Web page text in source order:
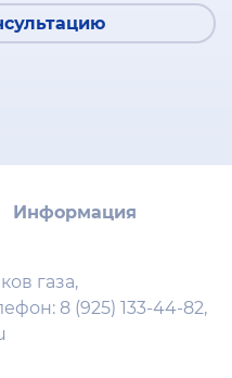
Информация
газа,
8 (925) 133-44-82,